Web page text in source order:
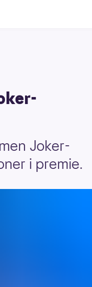
Joker-
i premie.